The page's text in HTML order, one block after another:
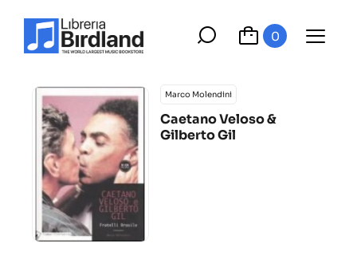
0
Marco Molendini
Caetano Veloso &
Gilberto Gil